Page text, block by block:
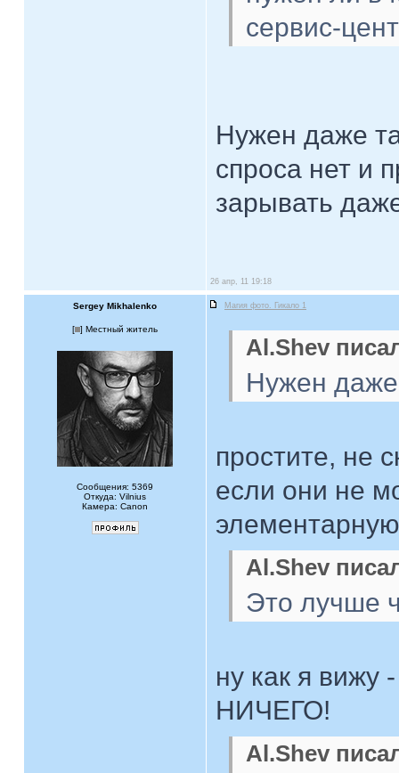
сервис-
Нужен даже
спроса нет и
зарывать
26 апр, 11 19:18
Sergey Mikhalenko Магия фото. Гикало 1
[ ] Местный житель
Сообщения: 5369
Откуда: Vilnius
Камера: Canon
Al.Shev
Нужен даже
простите, не
если они не
Al.Shev
Это лучше
ну как я вижу
НИЧЕГО!
Al.Shev